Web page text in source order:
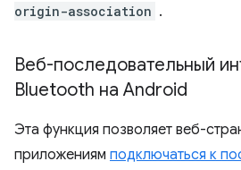
origin-association .
Веб-последовательный
Bluetooth на Android
Эта функция позволяет веб-
приложениям подключаться к